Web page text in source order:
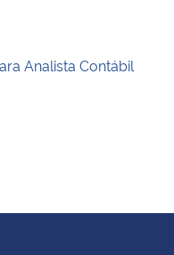
Analista Contábil